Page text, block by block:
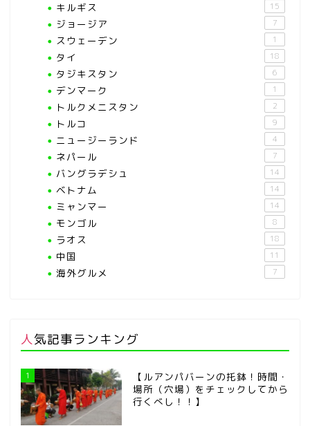
キルギス 15
ジョージア 7
スウェーデン 1
タイ 18
タジキスタン 6
デンマーク 1
トルクメニスタン 2
トルコ 9
ニュージーランド 4
ネパール 7
バングラデシュ 14
ベトナム 14
ミャンマー 14
モンゴル 8
ラオス 18
中国 11
海外グルメ 7
人気記事ランキング
1
【ルアンパバーンの托鉢！時間・
場所（穴場）をチェックしてから
行くべし！！】